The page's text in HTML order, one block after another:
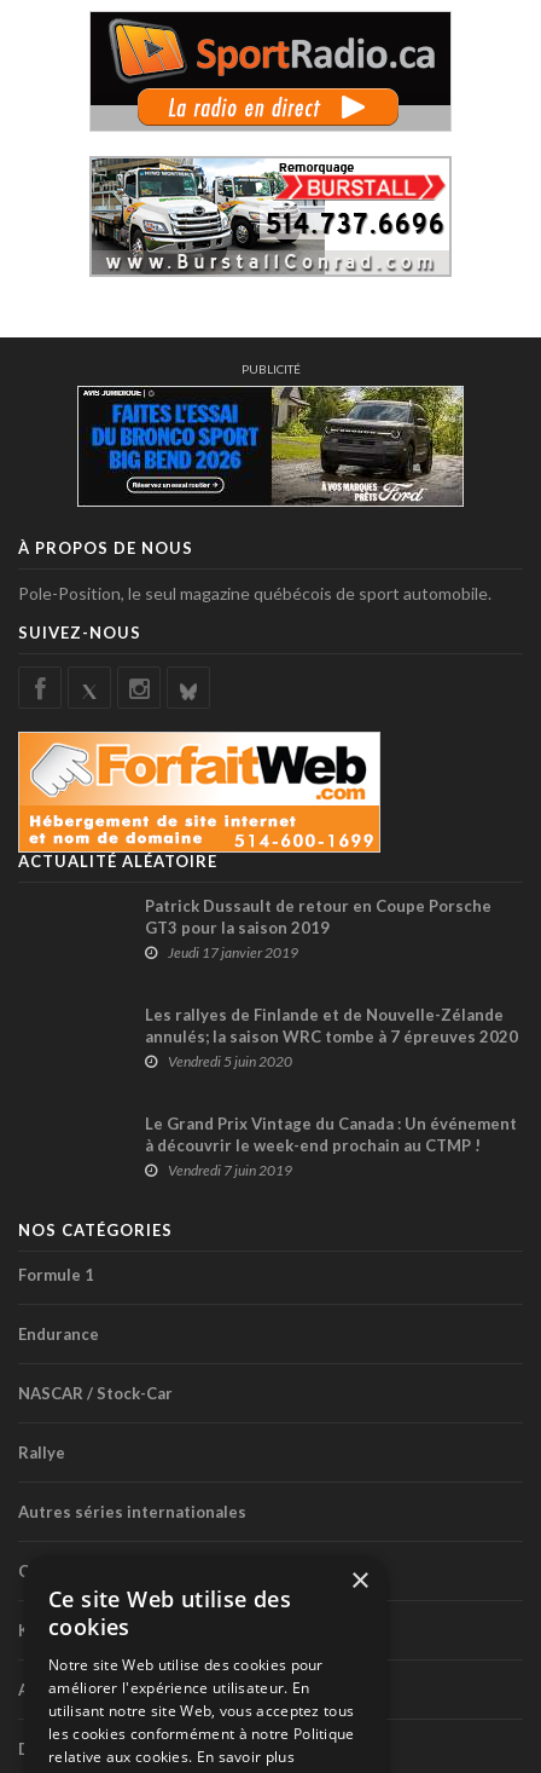
PUBLICITÉ
À PROPOS DE NOUS
Pole-Position, le seul magazine québécois de sport automobile.
SUIVEZ-NOUS
ACTUALITÉ ALÉATOIRE
Patrick Dussault de retour en Coupe Porsche
GT3 pour la saison 2019
Jeudi 17 janvier 2019
Les rallyes de Finlande et de Nouvelle-Zélande
annulés; la saison WRC tombe à 7 épreuves 2020
Vendredi 5 juin 2020
Le Grand Prix Vintage du Canada : Un événement
à découvrir le week-end prochain au CTMP !
Vendredi 7 juin 2019
NOS CATÉGORIES
Formule 1
Endurance
NASCAR / Stock-Car
Rallye
Autres séries internationales
Circuit routier canadien
Karting
Autres séries nationales
Divers
×
Ce site Web utilise des
cookies
Notre site Web utilise des cookies pour
améliorer l'expérience utilisateur. En
utilisant notre site Web, vous acceptez tous
les cookies conformément à notre Politique
relative aux cookies. En savoir plus